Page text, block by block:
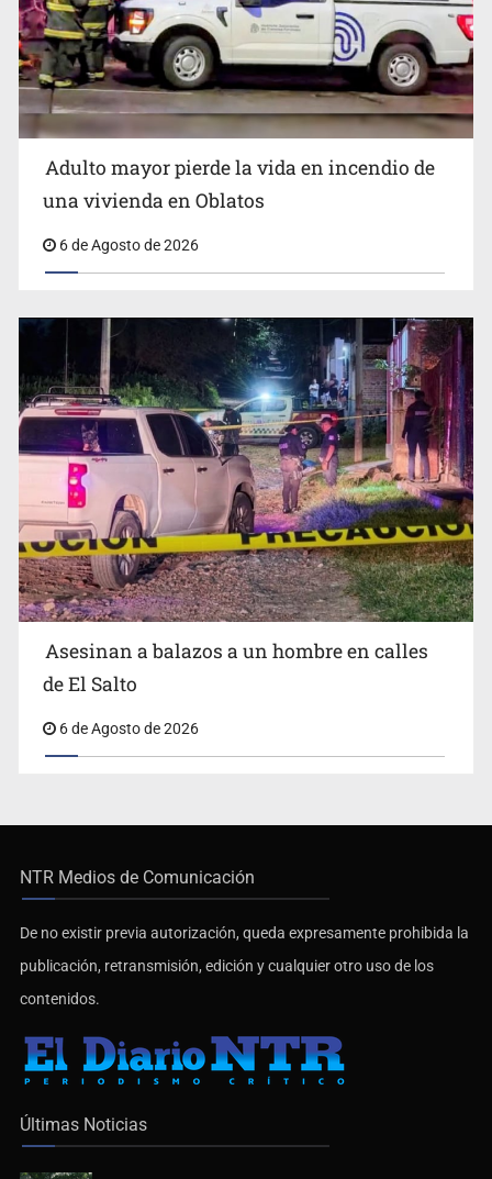
Capturan en Zapopan a defraudador de paquetes
Adulto mayor pierde la vida en incendio de
una vivienda en Oblatos
6 de Agosto de 2026
Asesinan a balazos a un hombre en calles
de El Salto
6 de Agosto de 2026
NTR Medios de Comunicación
De no existir previa autorización, queda expresamente prohibida la
publicación, retransmisión, edición y cualquier otro uso de los
contenidos.
Últimas Noticias